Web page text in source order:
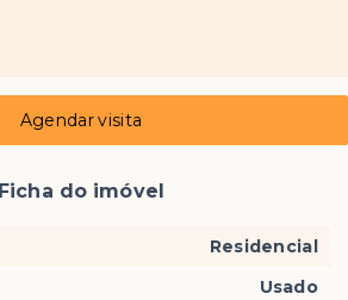
Agendar visita
Ficha do imóvel
Residencial
Usado